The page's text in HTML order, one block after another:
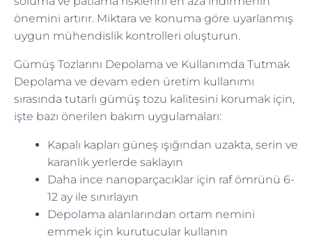
önemini artırır. Miktara ve konuma göre uyarlanmış
uygun mühendislik kontrolleri oluşturun.
Gümüş Tozlarını Depolama ve Kullanımda Tutmak
Depolama ve devam eden üretim kullanımı
sırasında tutarlı gümüş tozu kalitesini korumak için,
işte bazı önerilen bakım uygulamaları:
Kapalı kapları güneş ışığından uzakta, serin ve
karanlık yerlerde saklayın
Daha ince nanoparçacıklar için raf ömrünü 6-
12 ay ile sınırlayın
Depolama alanlarından ortam nemini
emmek için kurutucular kullanın